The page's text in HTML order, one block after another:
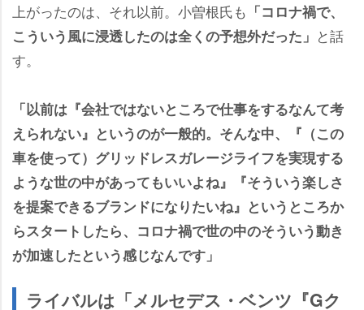
上がったのは、それ以前。小曽根氏も 「コロナ禍で、
こういう風に浸透したのは全くの予想外だった」 と話
す。
「以前は『会社ではないところで仕事をするなんて考
えられない』というのが一般的。そんな中、『（この
車を使って）グリッドレスガレージライフを実現する
ような世の中があってもいいよね』『そういう楽しさ
を提案できるブランドになりたいね』というところか
らスタートしたら、コロナ禍で世の中のそういう動き
が加速したという感じなんです」
ライバルは「メルセデス・ベンツ『Gク